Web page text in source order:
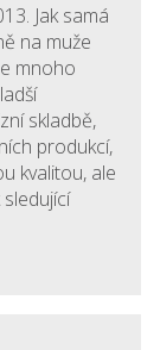
Jak samá
na muže
mnoho
skladbě,
produkcí,
kvalitou, ale